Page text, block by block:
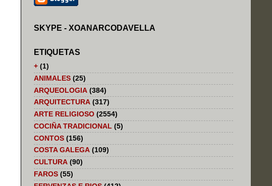
SKYPE - XOANARCODAVELLA
ETIQUETAS
+ (1)
ANIMALES (25)
ARQUEOLOGIA (384)
ARQUITECTURA (317)
ARTE RELIGIOSO (2554)
COCIÑA TRADICIONAL (5)
CONTOS (156)
COSTA GALEGA (109)
CULTURA (90)
FAROS (55)